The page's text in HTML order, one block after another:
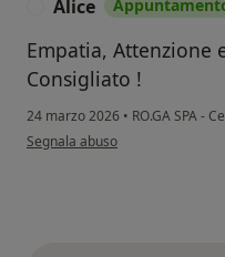
Alice
Empatia, Attenzione
Consigliato !
24 marzo 2026 • RO.GA SPA -
secondo l'opinione dell'utente
Segnala abuso